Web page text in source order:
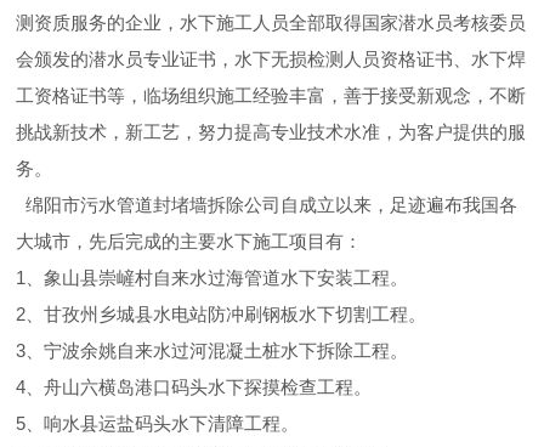
测资质服务的企业，水下施工人员全部取得国家潜水员考核委员
会颁发的潜水员专业证书，水下无损检测人员资格证书、水下焊
工资格证书等，临场组织施工经验丰富，善于接受新观念，不断
挑战新技术，新工艺，努力提高专业技术水准，为客户提供的服
务。
绵阳市污水管道封堵墙拆除公司自成立以来，足迹遍布我国各
大城市，先后完成的主要水下施工项目有：
1、象山县崇嵼村自来水过海管道水下安装工程。
2、甘孜州乡城县水电站防冲刷钢板水下切割工程。
3、宁波余姚自来水过河混凝土桩水下拆除工程。
4、舟山六横岛港口码头水下探摸检查工程。
5、响水县运盐码头水下清障工程。